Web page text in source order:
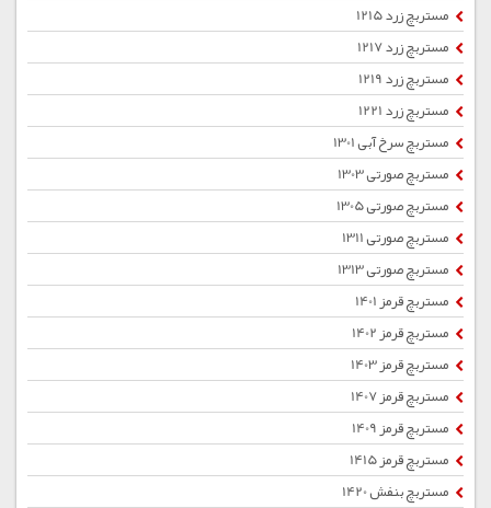
مستربچ زرد 1215
مستربچ زرد 1217
مستربچ زرد 1219
مستربچ زرد 1221
مستربچ سرخ آبی 1301
مستربچ صورتی 1303
مستربچ صورتی 1305
مستربچ صورتی 1311
مستربچ صورتی 1313
مستربچ قرمز 1401
مستربچ قرمز 1402
مستربچ قرمز 1403
مستربچ قرمز 1407
مستربچ قرمز 1409
مستربچ قرمز 1415
مستربچ بنفش 1420